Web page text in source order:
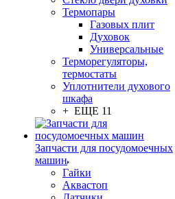
Термопары
Газовых плит
Духовок
Универсальные
Терморегуляторы,
термостаты
Уплотнители духового
шкафа
+ ЕЩЕ 11
Запчасти для посудомоечных
машин
Гайки
Аквастоп